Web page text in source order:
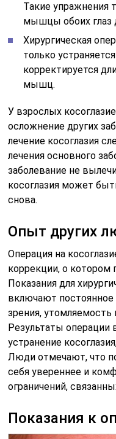
Такие упражнения
мышцы обоих глаз
Хирургическая
только
корректируется
мышц.
У взрослых
осложнение других
лечение косоглазия
лечения основного
заболевание не
косоглазия может
снова.
Опыт других
Операция на
коррекции, о котором
Показания для
включают постоянное
зрения, утомляемость
Результаты операции
устранение
Люди отмечают, что
себя увереннее и
ограничений,
Показания к